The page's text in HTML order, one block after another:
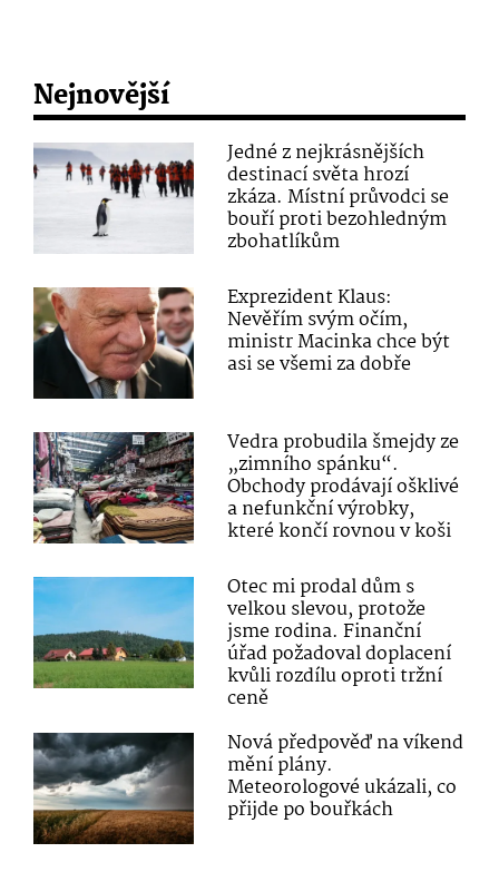
Nejnovější
Jedné z nejkrásnějších
destinací světa hrozí
zkáza. Místní průvodci se
bouří proti bezohledným
zbohatlíkům
Exprezident Klaus:
Nevěřím svým očím,
ministr Macinka chce být
asi se všemi za dobře
Vedra probudila šmejdy ze
„zimního spánku“.
Obchody prodávají ošklivé
a nefunkční výrobky,
které končí rovnou v koši
Otec mi prodal dům s
velkou slevou, protože
jsme rodina. Finanční
úřad požadoval doplacení
kvůli rozdílu oproti tržní
ceně
Nová předpověď na víkend
mění plány.
Meteorologové ukázali, co
přijde po bouřkách